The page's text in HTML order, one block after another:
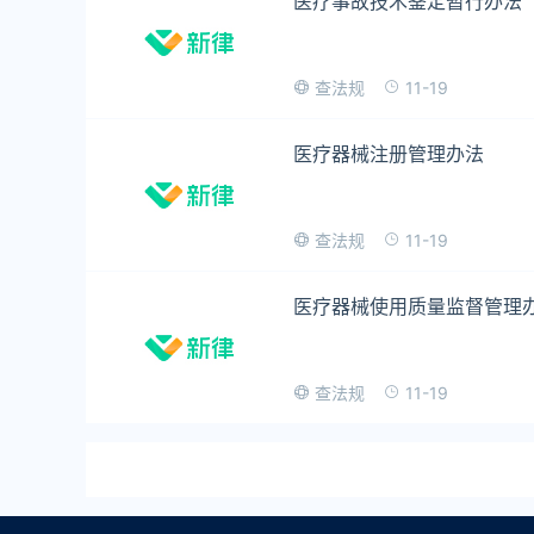
查法规 11-19
医疗器械注册管理办法
查法规 11-19
医疗器械使用质量监督管理
查法规 11-19